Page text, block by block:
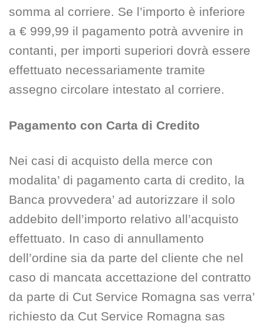
somma al corriere. Se l’importo è inferiore
a € 999,99 il pagamento potrà avvenire in
contanti, per importi superiori dovrà essere
effettuato necessariamente tramite
assegno circolare intestato al corriere.
Pagamento con Carta di Credito
Nei casi di acquisto della merce con
modalita’ di pagamento carta di credito, la
Banca provvedera’ ad autorizzare il solo
addebito dell’importo relativo all’acquisto
effettuato. In caso di annullamento
dell’ordine sia da parte del cliente che nel
caso di mancata accettazione del contratto
da parte di Cut Service Romagna sas verra’
richiesto da Cut Service Romagna sas